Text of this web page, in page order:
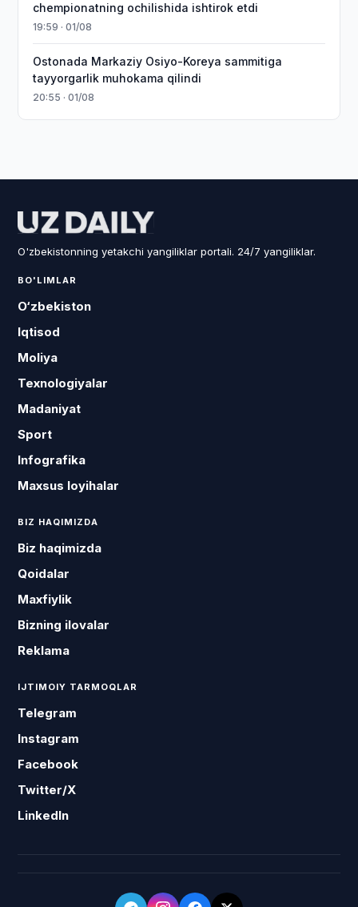
chempionatning ochilishida ishtirok etdi
19:59 · 01/08
Ostonada Markaziy Osiyo-Koreya sammitiga
tayyorgarlik muhokama qilindi
20:55 · 01/08
O'zbekistonning yetakchi yangiliklar portali. 24/7 yangiliklar.
BO'LIMLAR
O‘zbekiston
Iqtisod
Moliya
Texnologiyalar
Madaniyat
Sport
Infografika
Maxsus loyihalar
BIZ HAQIMIZDA
Biz haqimizda
Qoidalar
Maxfiylik
Bizning ilovalar
Reklama
IJTIMOIY TARMOQLAR
Telegram
Instagram
Facebook
Twitter/X
LinkedIn